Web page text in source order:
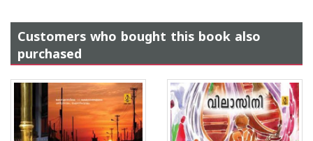
Customers who bought this book also
purchased